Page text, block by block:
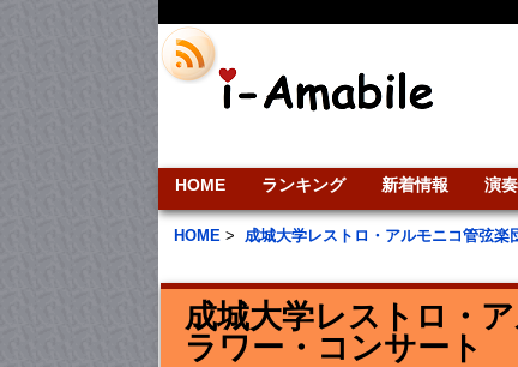
HOME ランキング 新着情報 演
HOME > 成城大学レストロ・アルモニコ管弦楽
成城大学レストロ・
ラワー・コンサート